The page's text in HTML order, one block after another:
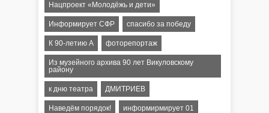
Нацпроект «Молодёжь и дети»
Информирует СФР спасибо за победу
К 90-летию А фоторепортаж
Из музейного архива 90 лет Викуловскому
району
к дню театра ДМИТРИЕВ
Наведём порядок! информирмирует 01